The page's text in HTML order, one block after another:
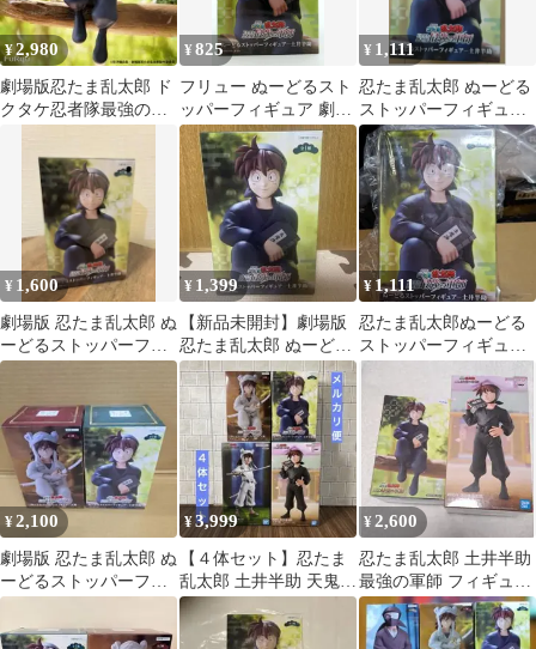
¥2,980
劇場版忍たま乱太郎 ド
クタケ忍者隊最強の軍
フィギュア土井半助
¥825
フリュー ぬーどるスト
ッパーフィギュア 劇場
版 忍たま乱太郎 ドクタ
ケ忍者隊最強の軍 土井
半助
¥ 1,111
忍たま乱太郎 ぬーどる
ストッパーフィギュア
土井半助
¥ 1,600
劇場版 忍たま乱太郎 ぬ
ーどるストッパーフィ
ギュア 土井半助
¥ 1,399
【新品未開封】劇場版
忍たま乱太郎 ぬーどる
ストッパーフィギュア
土井半助
¥ 1,111
忍たま乱太郎ぬーどる
ストッパーフィギュア
¥2,100
劇場版 忍たま乱太郎 ぬ
ーどるストッパーフィ
ギュア 天鬼・土井半
助 2体セット
¥3,999
【４体セット】忍たま
乱太郎 土井半助 天鬼
フィギュア ぬーどるス
トッパー
¥2,600
忍たま乱太郎 土井半助
最強の軍師 フィギュア
ぬーどるストッパー プ
ライズ